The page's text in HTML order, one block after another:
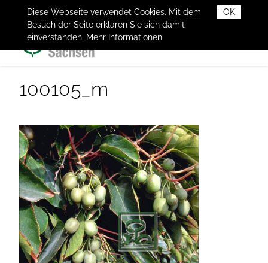
OK
Diese Webseite verwendet Cookies. Mit dem
Besuch der Seite erklären Sie sich damit
einverstanden. Mehr Informationen
100105_m